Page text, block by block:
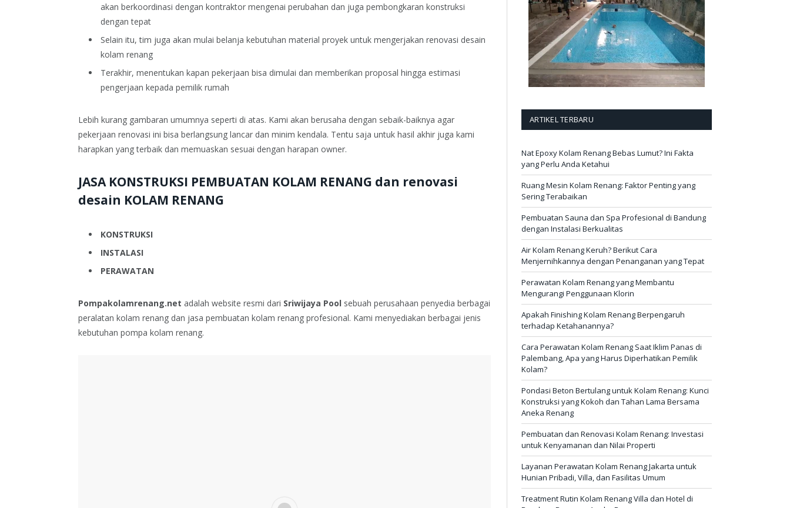
akan berkoordinasi dengan kontraktor mengenai perubahan dan juga pembongkaran konstruksi
dengan tepat
Selain itu, tim juga akan mulai belanja kebutuhan material proyek untuk mengerjakan renovasi desain
kolam renang
Terakhir, menentukan kapan pekerjaan bisa dimulai dan memberikan proposal hingga estimasi
pengerjaan kepada pemilik rumah
Lebih kurang gambaran umumnya seperti di atas. Kami akan berusaha dengan sebaik-baiknya agar
pekerjaan renovasi ini bisa berlangsung lancar dan minim kendala. Tentu saja untuk hasil akhir juga kami
harapkan yang terbaik dan memuaskan sesuai dengan harapan owner.
JASA KONSTRUKSI PEMBUATAN KOLAM RENANG dan renovasi
desain KOLAM RENANG
KONSTRUKSI
INSTALASI
PERAWATAN
Pompakolamrenang.net adalah website resmi dari Sriwijaya Pool sebuah perusahaan penyedia berbagai
peralatan kolam renang dan jasa pembuatan kolam renang profesional. Kami menyediakan berbagai jenis
kebutuhan pompa kolam renang.
ARTIKEL TERBARU
Nat Epoxy Kolam Renang Bebas Lumut? Ini Fakta
yang Perlu Anda Ketahui
Ruang Mesin Kolam Renang: Faktor Penting yang
Sering Terabaikan
Pembuatan Sauna dan Spa Profesional di Bandung
dengan Instalasi Berkualitas
Air Kolam Renang Keruh? Berikut Cara
Menjernihkannya dengan Penanganan yang Tepat
Perawatan Kolam Renang yang Membantu
Mengurangi Penggunaan Klorin
Apakah Finishing Kolam Renang Berpengaruh
terhadap Ketahanannya?
Cara Perawatan Kolam Renang Saat Iklim Panas di
Palembang, Apa yang Harus Diperhatikan Pemilik
Kolam?
Pondasi Beton Bertulang untuk Kolam Renang: Kunci
Konstruksi yang Kokoh dan Tahan Lama Bersama
Aneka Renang
Pembuatan dan Renovasi Kolam Renang: Investasi
untuk Kenyamanan dan Nilai Properti
Layanan Perawatan Kolam Renang Jakarta untuk
Hunian Pribadi, Villa, dan Fasilitas Umum
Treatment Rutin Kolam Renang Villa dan Hotel di